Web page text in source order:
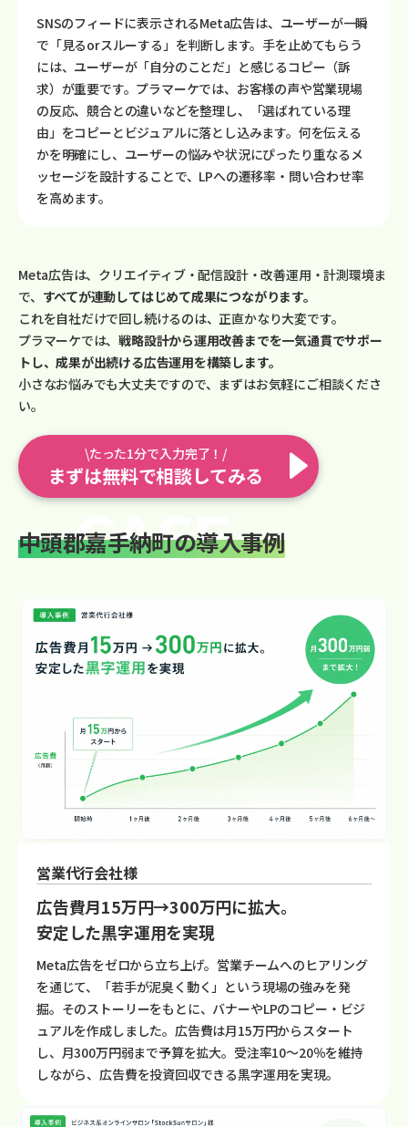
SNSのフィードに表示されるMeta広告は、ユーザーが一瞬
で「見るorスルーする」を判断します。手を止めてもらう
には、ユーザーが「自分のことだ」と感じるコピー（訴
求）が重要です。プラマーケでは、お客様の声や営業現場
の反応、競合との違いなどを整理し、「選ばれている理
由」をコピーとビジュアルに落とし込みます。何を伝える
かを明確にし、ユーザーの悩みや状況にぴったり重なるメ
ッセージを設計することで、LPへの遷移率・問い合わせ率
を高めます。
Meta広告は、クリエイティブ・配信設計・改善運用・計測環境ま
で、 すべてが連動してはじめて成果につながります。
これを自社だけで回し続けるのは、正直かなり大変です。
プラマーケでは、戦略設計から運用改善までを一気通貫でサポー
トし、成果が出続ける広告運用を構築します。
小さなお悩みでも大丈夫ですので、まずはお気軽にご相談くださ
い。
\たった1分で入力完了！/
まずは無料で相談してみる
中頭郡嘉手納町の導入事例
営業代行会社様
広告費月15万円→300万円に拡大。
安定した黒字運用を実現
Meta広告をゼロから立ち上げ。営業チームへのヒアリング
を通じて、「若手が泥臭く動く」という現場の強みを発
掘。そのストーリーをもとに、バナーやLPのコピー・ビジ
ュアルを作成しました。広告費は月15万円からスタート
し、月300万円弱まで予算を拡大。受注率10〜20％を維持
しながら、広告費を投資回収できる黒字運用を実現。